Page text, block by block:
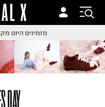
X
מקבלים ביום העסקים הבא
החלפות והחזרות בקליק
עם שליח עד הבית!
מזמינים היום